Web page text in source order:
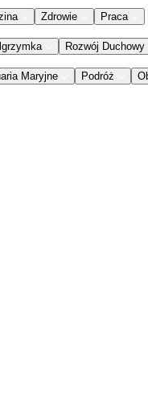
Zdrowie Praca
Rozwój Duchowy
Maryjne Podróż